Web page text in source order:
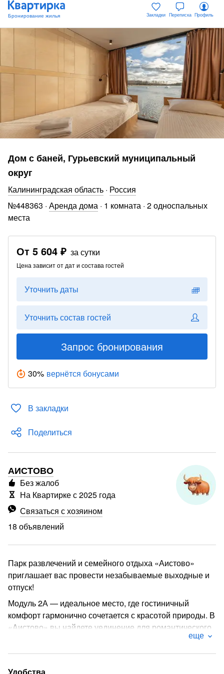
Закладки Переписка Профиль
Дом с баней, Гурьевский муниципальный
округ
Калининградская область · Россия
№448363 · Аренда дома · 1 комната · 2 односпальных
места
От 5 604 ₽ за сутки
Цена зависит от дат и состава гостей
Уточнить даты
Уточнить состав гостей
Запрос бронирования
30% вернётся бонусами
В закладки
Поделиться
АИСТОВО
Связаться с хозяином
18 объявлений
Без жалоб
На Квартирке с 2025 года
Парк развлечений и семейного отдыха «Аистово»
приглашает вас провести незабываемые выходные и
отпуск!
Модуль 2А — идеальное место, где гостиничный
комфорт гармонично сочетается с красотой природы. В
«Аистово» вы найдете уединение для романтического
отдыха вдвоем или веселое времяпрепровождение с
семьей. Каждое из наших помещений соединено
еще